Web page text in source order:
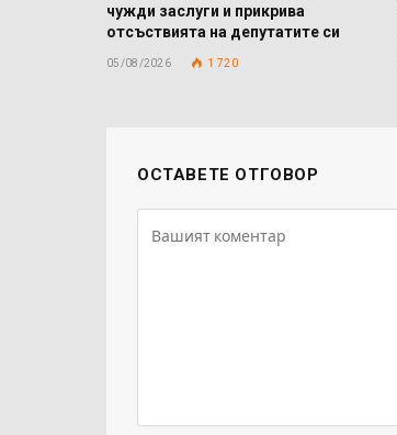
чужди заслуги и прикрива
отсъствията на депутатите си
05/08/2026 1 720
ОСТАВЕТЕ ОТГОВОР